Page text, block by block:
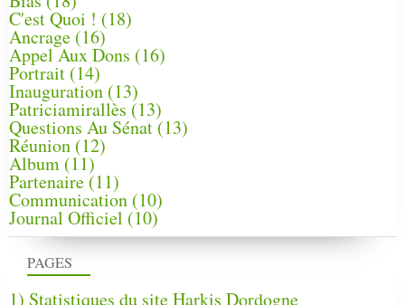
PAGES
1) Statistiques du site Harkis Dordogne
C'est Quoi ! (18)
Ancrage (16)
Appel Aux Dons (16)
Portrait (14)
Inauguration (13)
Patriciamirallès (13)
Questions Au Sénat(13)
Réunion (12)
Album (11)
Partenaire(11)
Communication (10)
Journal Officiel (10)